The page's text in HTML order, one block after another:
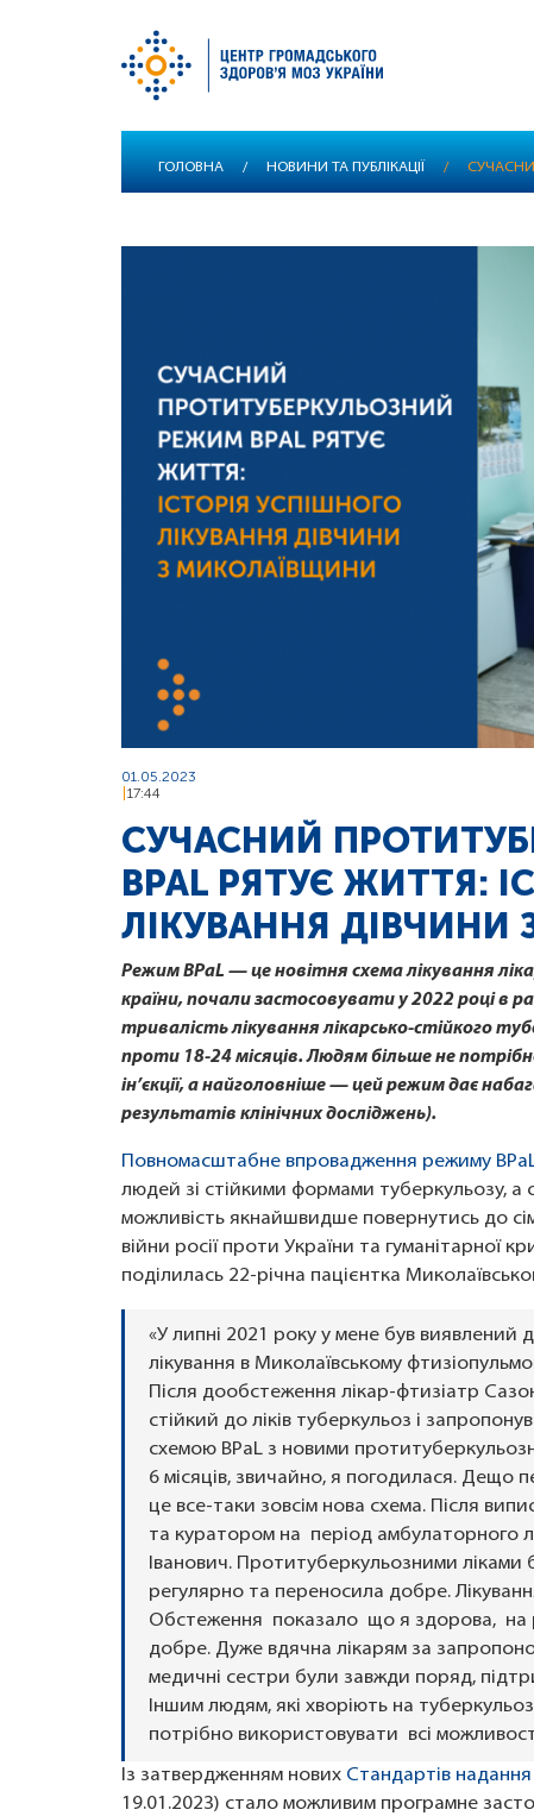
ГОЛОВНА / НОВИНИ ТА ПУБЛІКАЦІЇ /
01.05.2023
17:44
СУЧАСНИЙ
BPAL РЯТУЄ ЖИТТЯ:
ЛІКУВАННЯ
Режим BPaL — це новітня схема лікування
країни, почали застосовувати у 2022 році в
тривалість лікування лікарсько-стійкого
проти 18-24 місяців. Людям більше не
ін’єкції, а найголовніше — цей режим дає
результатів клінічних досліджень).
Повномасштабне впровадження режиму
людей зі стійкими формами туберкульозу, а
можливість якнайшвидше повернутись до
війни росії проти України та гуманітарної
поділилась 22-річна пацієнтка
«У липні 2021 року у мене був виявлений
лікування в Миколаївському
Після дообстеження лікар-фтизіатр
стійкий до ліків туберкульоз і
схемою BPaL з новими
6 місяців, звичайно, я погодилася.
це все-таки зовсім нова схема. Після
та куратором на період амбулаторного
Іванович. Протитуберкульозними
регулярно та переносила добре.
Обстеження показало що я здорова, на
добре. Дуже вдячна лікарям за
медичні сестри були завжди поряд,
Іншим людям, які хворіють на
потрібно використовувати всі
Із затвердженням нових Стандартів
19.01.2023) стало можливим програмне